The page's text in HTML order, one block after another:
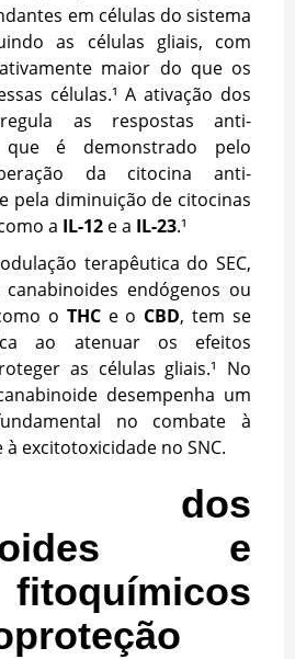
em células do sistema
as células gliais, com
maior do que os
células.¹ A ativação dos
as respostas anti-
é demonstrado pelo
da citocina anti-
pela diminuição de citocinas
a IL-12 e a IL-23.¹
terapêutica do SEC,
endógenos ou
o THCe o CBD, tem se
ao atenuar os efeitos
as células gliais.¹ No
desempenha um
no combate à
excitotoxicidade no SNC.
dos
e